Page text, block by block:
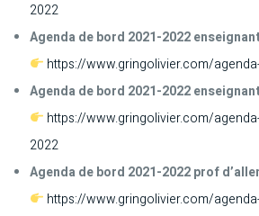
2022
Agenda de bord 2021-2022
https://www.gringolivier.com/
Agenda de bord 2021-2022
https://www.gringolivier.com/
2022
Agenda de bord 2021-2022 prof
https://www.gringolivier.com/